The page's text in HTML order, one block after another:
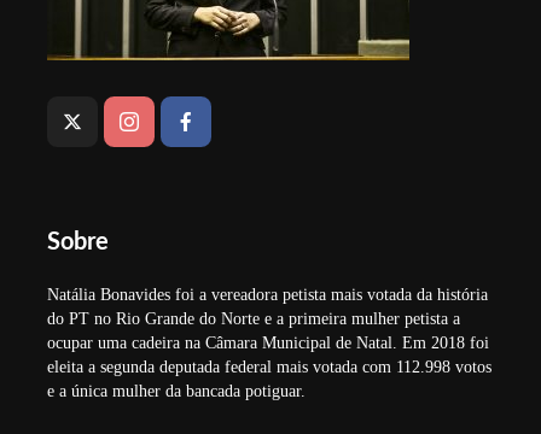
Sobre
Natália Bonavides foi a vereadora petista mais votada da história
do PT no Rio Grande do Norte e a primeira mulher petista a
ocupar uma cadeira na Câmara Municipal de Natal. Em 2018 foi
eleita a segunda deputada federal mais votada com 112.998 votos
e a única mulher da bancada potiguar.